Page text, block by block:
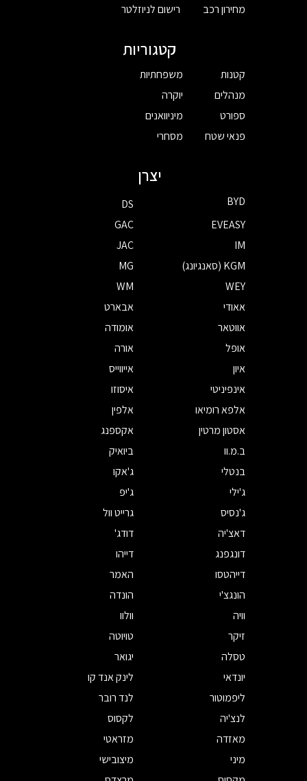
מחירון רכב
רישום לניוזלטר
קטגוריות
קטנות
מנהלים
ספורט
פנאי שטח
משפחתיות
יוקרה
מיניוואנים
מסחרי
יצרן
BYD
DS
EVEASY
GAC
IM
JAC
KGM (סאנגיונג)
MG
WEY
WM
אאודי
אבארט
אווטאר
אומודה
אופל
אורה
איון
אייווייס
אינפיניטי
איסוזו
אלפא רומיאו
אלפין
אסטון מרטין
אקספנג
ב.מ.וו
ביואיק
בנטלי
ג'אקו
ג'ילי
ג'יפ
ג'נסיס
גרייט וול
דאצ'יה
דודג'
דונגפנג
דייהו
דייהטסו
האמר
הונגצ'י
הונדה
וויה
וולוו
זיקר
טויוטה
טסלה
יגואר
יונדאי
לינק אנד קו
ליפמוטור
לנד רובר
לנצ'יה
לקסוס
מאזדה
מזראטי
מיני
מיצובישי